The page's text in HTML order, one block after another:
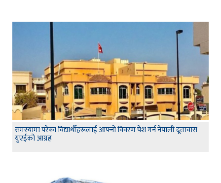
समस्यामा परेका विद्यार्थीहरूलाई आफ्नो विवरण पेश गर्न नेपाली दूतावास
युएईको आग्रह